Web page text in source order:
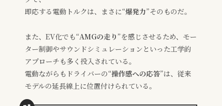
即応する電動トルクは、まさに“爆発力”そのものだ。
また、EV化でも“AMGの走り ”を感じさせるため、モー
ター制御やサウンドシミュレーションといった工学的
アプローチも多く投入されている。
電動ながらもドライバーの“操作感への応答”は、従来
モデルの延長線上に位置付けられている。